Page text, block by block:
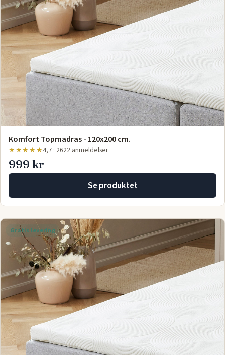
Komfort Topmadras - 120x200 cm.
★★★★★4,7 · 2622 anmeldelser
999 kr
Se produktet
Gratis levering